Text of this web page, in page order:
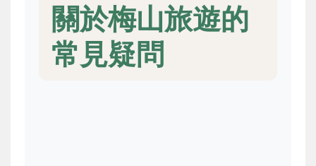
關於梅山旅遊的
常見疑問